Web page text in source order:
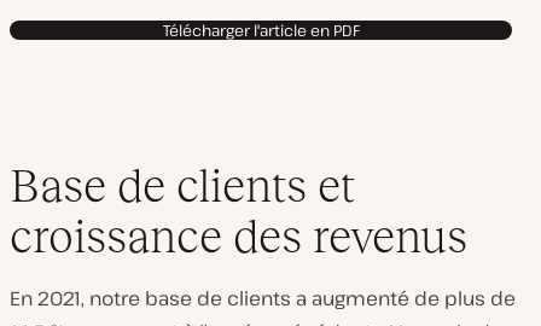
Télécharger l'article en PDF
Base de clients et
croissance des revenus
En 2021, notre base de clients a augmenté de plus de